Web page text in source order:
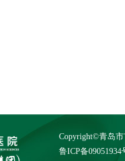
Copyright©青岛
鲁ICP备09051934